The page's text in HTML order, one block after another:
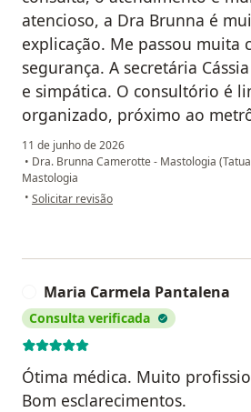
atencioso, a Dra Brunna é
explicação. Me passou muita
segurança. A secretária
e simpática. O consultório é
organizado, próximo ao
11 de junho de 2026
• Dra. Brunna Camerotte - Mastologia
Mastologia
• na opinião do utilizador Fabiana
Solicitar revisão
Maria Carmela Pantalena
Consulta verificada
Ótima médica. Muito
Bom esclarecimentos.